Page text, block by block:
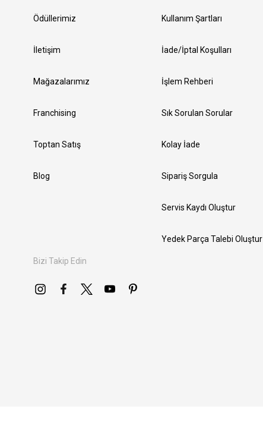
Ödüllerimiz
İletişim
Mağazalarımız
Franchising
Toptan Satış
Blog
Bizi Takip Edin
Kullanım Şartları
İade/İptal Koşulları
İşlem Rehberi
Sık Sorulan Sorular
Kolay İade
Sipariş Sorgula
Servis Kaydı Oluştur
Yedek Parça Talebi Oluştur